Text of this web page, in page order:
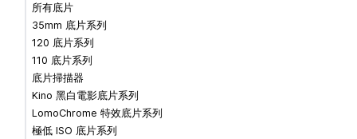
所有底片
35mm 底片系列
120 底片系列
110 底片系列
底片掃描器
Kino 黑白電影底片系列
LomoChrome 特效底片系列
極低 ISO 底片系列